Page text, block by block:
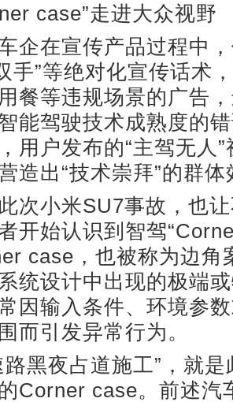
case”走进大众视野
在宣传产品过程中，
手”等绝对化宣传话术
餐等违规场景的广告
能驾驶技术成熟度的
用户发布的“主驾无人
造出“技术崇拜”的群体
小米SU7事故，也让
开始认识到智驾
case，也被称为边角
统设计中出现的极端
因输入条件、环境参
而引发异常行为。
夜占道施工”，就是
Corner case。前述汽